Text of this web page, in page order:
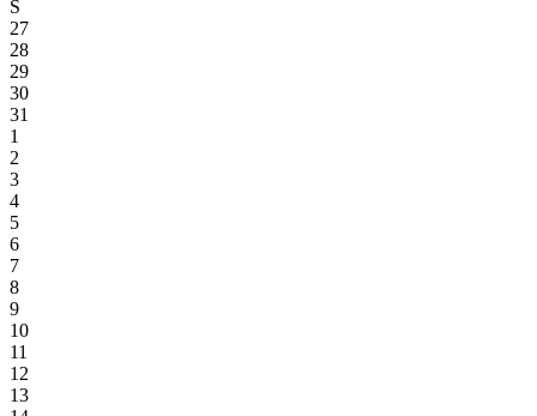
S
27
28
29
30
31
1
2
3
4
5
6
7
8
9
10
11
12
13